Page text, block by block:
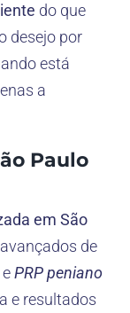
do que
desejo por
está
a
Paulo
em São
de
ePRP peniano
e resultados